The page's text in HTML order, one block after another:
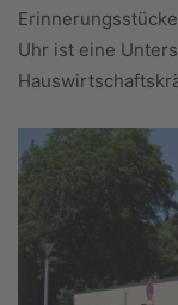
Uhr ist eine